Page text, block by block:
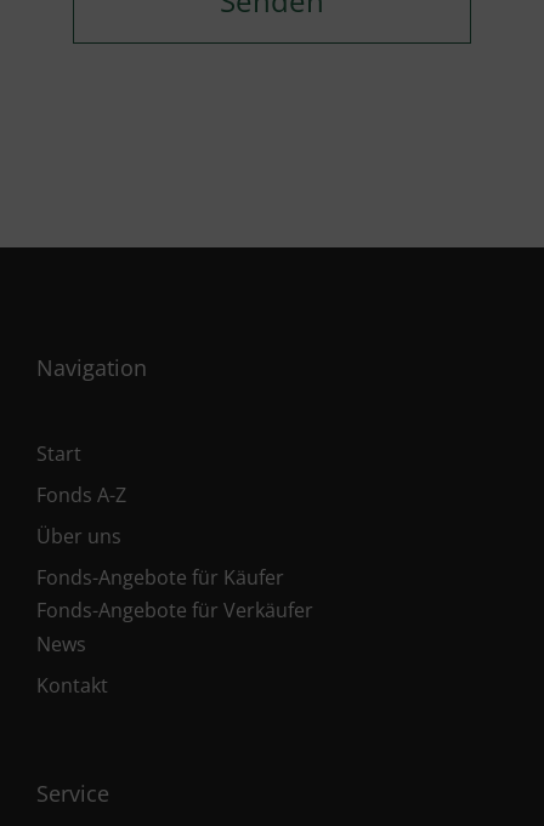
Navigation
Start
Fonds A-Z
Über uns
Fonds-Angebote für Käufer
Fonds-Angebote für Verkäufer
News
Kontakt
Service